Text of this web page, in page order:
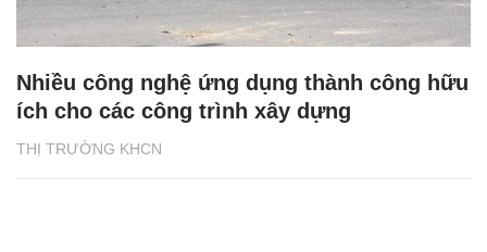
THỊ TRƯỜNG KHCN
Nhiều công nghệ ứng dụng thành công hữu
ích cho các công trình xây dựng